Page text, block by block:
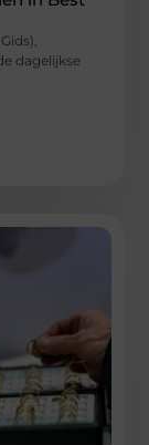
dagelijkse